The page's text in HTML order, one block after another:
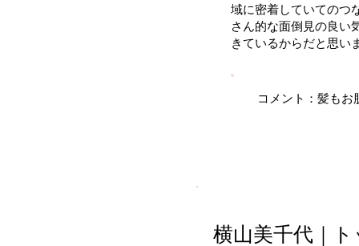
域に密着していてのつ
さん的な面倒見の良い
きているからだと思い
コメント：髪もお
横山美千代｜